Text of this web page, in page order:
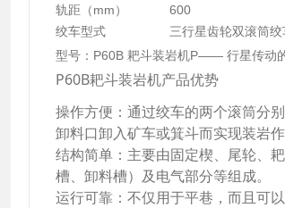
轨距（mm）
600
绞车型式
三行星齿轮双滚筒绞
型号：P60B 耙斗装岩机P—— 行星传
P60B耙斗装岩机产品优势
操作方便：通过绞车的两个滚筒分
卸料口卸入矿车或箕斗而实现装岩作
结构简单：主要由固定楔、尾轮、
槽、卸料槽）及电气部分等组成。
运行可靠：不仅用于平巷，而且可